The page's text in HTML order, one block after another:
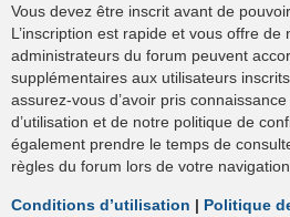
Vous devez être inscrit avant de
L’inscription est rapide et vous offre
administrateurs du forum peuvent
supplémentaires aux utilisateurs
assurez-vous d’avoir pris
d’utilisation et de notre politique de
également prendre le temps de
règles du forum lors de votre
Conditions d’utilisation | Politique